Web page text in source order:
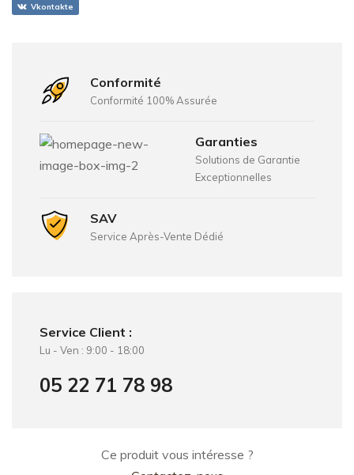
Vkontakte
Conformité
Conformité 100% Assurée
Garanties
Solutions de Garantie
Exceptionnelles
SAV
Service Après-Vente Dédié
Service Client :
Lu - Ven : 9:00 - 18:00
05 22 71 78 98
Ce produit vous intéresse ?